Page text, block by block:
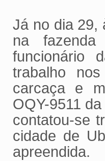
Já no dia 29,
na
funcionário
trabalho
carcaça e
OQY-9511
contatou-se
cidade de
apreendida.